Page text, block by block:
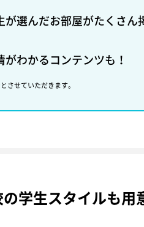
選んだお部屋がたくさ
わかるコンテンツも！
させていただきます。
学生スタイルも用